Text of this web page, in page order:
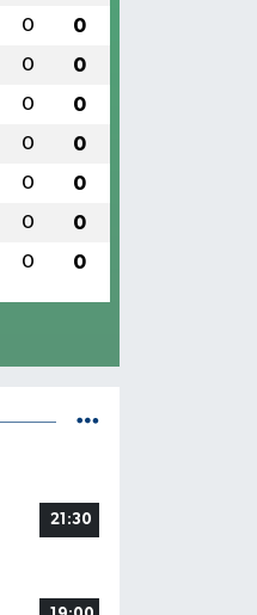
0 0
0 0
0 0
0 0
0 0
0 0
0 0
21:30